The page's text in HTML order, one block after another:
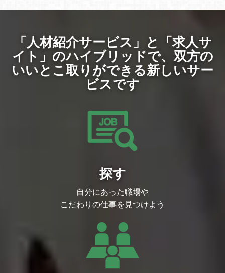
海外進出および海外広告主の日本展開支援
スポーツイベント「RAGE」を運営し、エ
ンターテインメント領域の事業者様との複
数の事業展開を通じて、業界活性とビジネ
ス創出に努めてきたこれまでの知見や強み
を活かし、イベント制作事業などを展開し
ております。
株式会社CyberEとは
CyberEは、サイバーエージェントグルー
私たちは eスポーツ・アニメ・ゲーム・音
楽・マンガなど幅広いIPやブランドと共創
し、これまでにないスケールのイベント体
験を生み出す会社 です。
ナミックな挑戦を続け、東京ドームやさい
たまスーパーアリーナといった国内最大規
模の会場でのイベント運営から、ABEMA
を軸としたグループ横断のプロジェクト、
さらに海外での文化発信やメタバース領域
での先駆的な挑戦まで、フィールドは年々
実績・プロジェクト紹介
CyberEは、これまでに 数多くの前例のな
い挑戦 を実現してきました。私たちのフ
ィールドは、eスポーツにとどまらず、ア
ニメ・音楽・マンガ・VTuber・メタバー
ス、そして海外へと広がっています。
「人材紹介サービス」と「求人サ
イト」のハイブリッドで、双方の
いいとこ取りができる新しいサー
ビスです
探す
自分にあった職場や
こだわりの仕事を見つけよう